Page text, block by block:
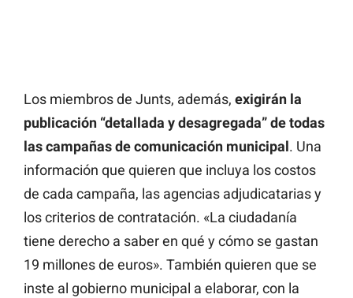
Los miembros de Junts, además, exigirán la
publicación “detallada y desagregada” de todas
las campañas de comunicación municipal. Una
información que quieren que incluya los costos
de cada campaña, las agencias adjudicatarias y
los criterios de contratación. «La ciudadanía
tiene derecho a saber en qué y cómo se gastan
19 millones de euros». También quieren que se
inste al gobierno municipal a elaborar, con la